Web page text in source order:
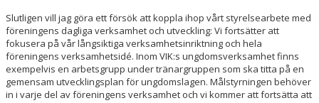
Slutligen vill jag göra ett försök att koppla ihop vårt styrelsearbete med
föreningens dagliga verksamhet och utveckling: Vi fortsätter att
fokusera på vår långsiktiga verksamhetsinriktning och hela
föreningens verksamhetsidé. Inom VIK:s ungdomsverksamhet finns
exempelvis en arbetsgrupp under tränargruppen som ska titta på en
gemensam utvecklingsplan för ungdomslagen. Målstyrningen behöver
in i varje del av föreningens verksamhet och vi kommer att fortsätta att